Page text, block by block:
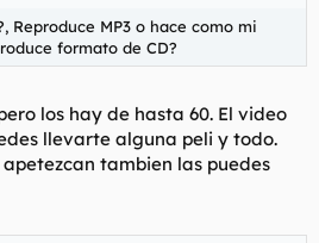
Reproduce MP3 o hace como mi
formato de CD?
los hay de hasta 60. El video
llevarte alguna peli y todo.
tambien las puedes